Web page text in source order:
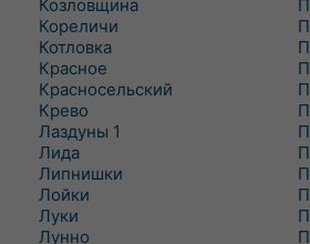
Козловщина
Кореличи
Котловка
Красное
Красносельский
Крево
Лаздуны 1
Лида
Липнишки
Лойки
Луки
Лунно